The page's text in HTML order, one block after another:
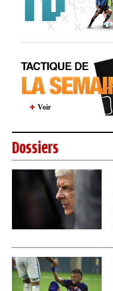
Voir
Dossiers